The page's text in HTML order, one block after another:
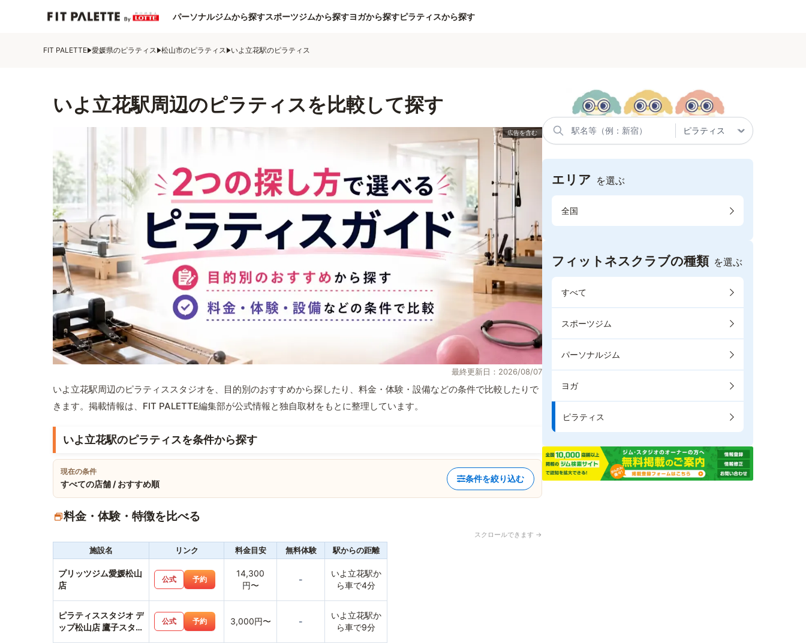
パーソナルジムから探すスポーツジムから探すヨガから探すピラティスから探す
FIT PALETTE 愛媛県のピラティス 松山市のピラティス いよ立花駅のピラティス
いよ立花駅周辺のピラティスを比較して探す
最終更新日：2026/08/07
いよ立花駅周辺のピラティススタジオを、目的別のおすすめから探したり、料金・体験・設備などの条件で比較したりで
きます。掲載情報は、FIT PALETTE編集部が公式情報と独自取材をもとに整理しています。
いよ立花駅のピラティスを条件から探す
現在の条件
すべての店舗 / おすすめ順
条件を絞り込む
料金・体験・特徴を比べる
スクロールできます →
施設名 リンク 料金目安 無料体験 駅からの距離
プリッツジム愛媛松山
店
公式 予約
14,300
円〜
-
いよ立花駅か
ら車で4分
ピラティススタジオ デ
ップ松山店 鷹子スタジ
公式 予約 3,000円〜 -
いよ立花駅か
ら車で9分
エリア を選ぶ
全国
フィットネスクラブの種類 を選ぶ
すべて
スポーツジム
パーソナルジム
ヨガ
ピラティス